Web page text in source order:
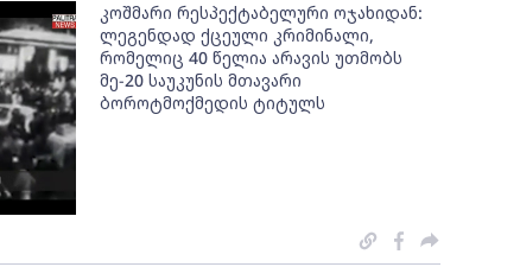
კოშმარი რესპექტაბელური ოჯახიდან:
ლეგენდად ქცეული კრიმინალი,
რომელიც 40 წელია არავის უთმობს
მე-20 საუკუნის მთავარი
ბოროტმოქმედის ტიტულს